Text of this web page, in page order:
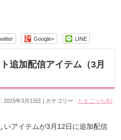
Google+ LINE
追加配信アイテム（3月
2015年3月13日 カテゴリー : たまごっち4U
いアイテムが3月12日に追加配信